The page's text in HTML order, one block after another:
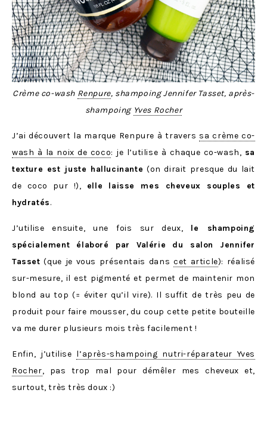
Crème co-wash Renpure, shampoing Jennifer Tasset, après-
shampoing Yves Rocher
J’ai découvert la marque Renpure à travers sa crème co-
wash à la noix de coco: je l’utilise à chaque co-wash, sa
texture est juste hallucinante (on dirait presque du lait
de coco pur !), elle laisse mes cheveux souples et
hydratés.
J’utilise ensuite, une fois sur deux, le shampoing
spécialement élaboré par Valérie du salon Jennifer
Tasset (que je vous présentais dans cet article): réalisé
sur-mesure, il est pigmenté et permet de maintenir mon
blond au top (= éviter qu’il vire). Il suffit de très peu de
produit pour faire mousser, du coup cette petite bouteille
va me durer plusieurs mois très facilement !
Enfin, j’utilise l’après-shampoing nutri-réparateur Yves
Rocher, pas trop mal pour démêler mes cheveux et,
surtout, très très doux :)